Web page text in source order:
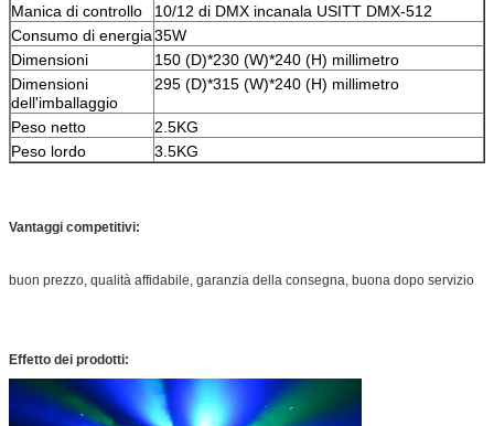
Manica di controllo
10/12 di DMX incanala USITT DMX-512
Consumo di energia35W
Dimensioni
150 (D)*230 (W)*240 (H) millimetro
Dimensioni
dell'imballaggio
295 (D)*315 (W)*240 (H) millimetro
Peso netto
2.5KG
Peso lordo
3.5KG
Vantaggi competitivi:
buon prezzo, qualità affidabile, garanzia della consegna, buona dopo servizio
Effetto dei prodotti: